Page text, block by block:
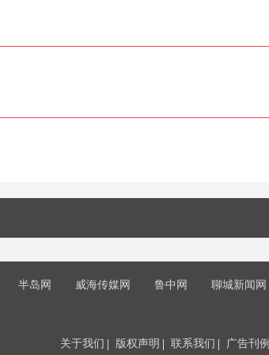
半岛网 威海传媒网 鲁中网 聊城新闻网
关于我们 版权声明 联系我们 广告刊例